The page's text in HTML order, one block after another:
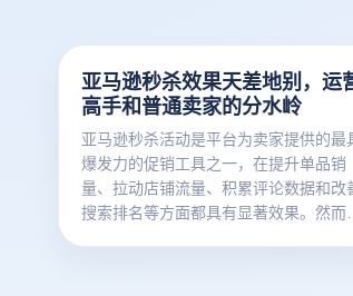
亚马逊秒杀效果天差地别，运
高手和普通卖家的分水岭
亚马逊秒杀活动是平台为卖家提供的最
爆发力的促销工具之一，在提升单品销
量、拉动店铺流量、积累评论数据和改
搜索排名等方面都具有显著效果。然而